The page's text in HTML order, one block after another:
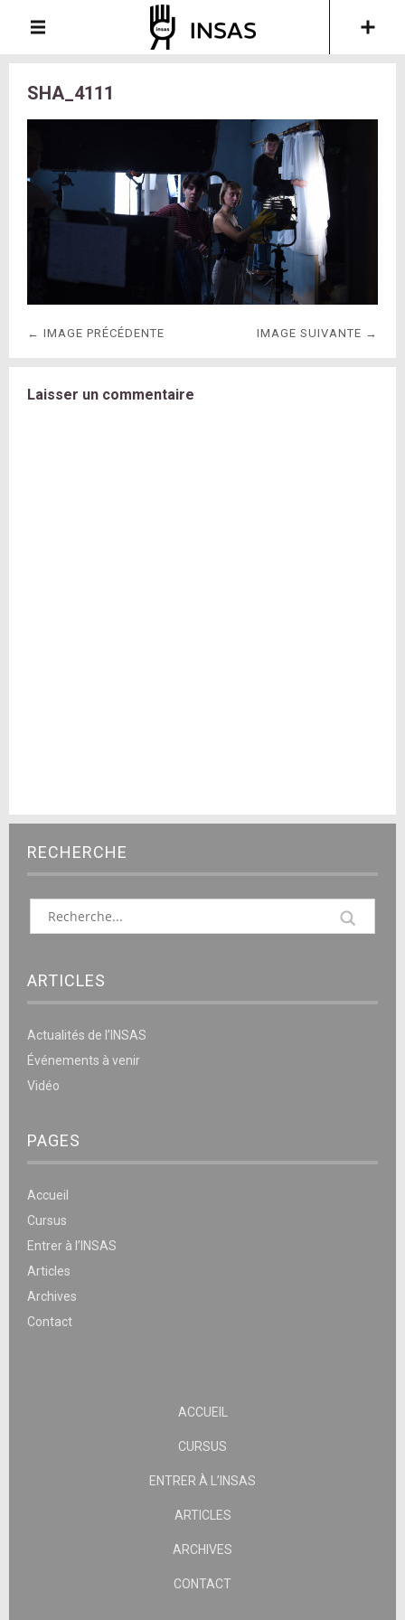
SHA_4111
← IMAGE PRÉCÉDENTE IMAGE SUIVANTE →
Laisser un commentaire
RECHERCHE
ARTICLES
Actualités de l’INSAS
Événements à venir
Vidéo
PAGES
Accueil
Cursus
Entrer à l’INSAS
Articles
Archives
Contact
ACCUEIL
CURSUS
ENTRER À L’INSAS
ARTICLES
ARCHIVES
CONTACT